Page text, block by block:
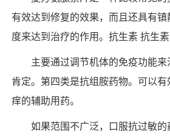
有效达到修复的效果，而且还具有
度来达到治疗的作用。抗生素 抗生
主要通过调节机体的免疫功能
肯定。第四类是抗组胺药物。可以
痒的辅助用药。
如果范围不广泛，口服抗过敏